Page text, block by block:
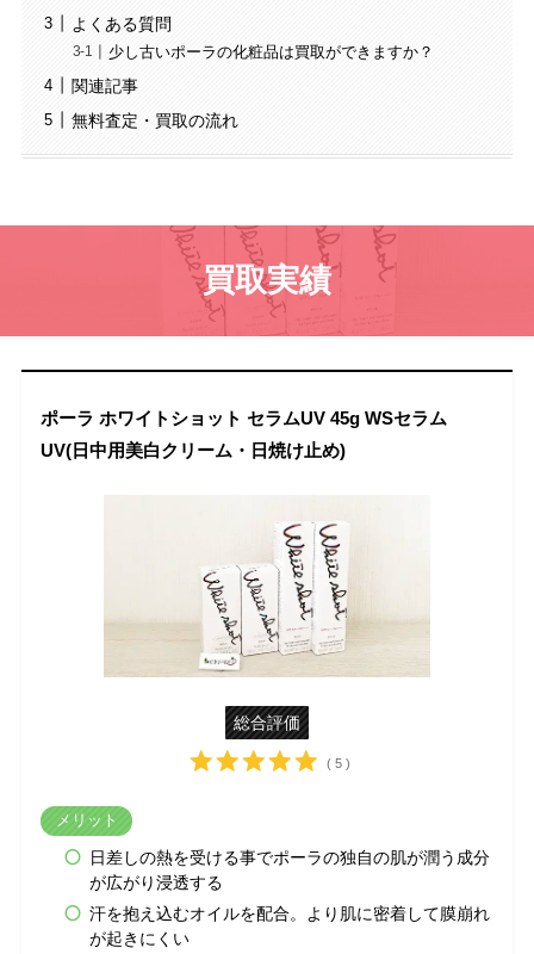
よくある質問
少し古いポーラの化粧品は買取ができますか？
関連記事
無料査定・買取の流れ
買取実績
ポーラ ホワイトショット セラムUV 45g WSセラム
UV(日中用美白クリーム・日焼け止め)
総合評価
( 5 )
メリット
日差しの熱を受ける事でポーラの独自の肌が潤う成分
が広がり浸透する
汗を抱え込むオイルを配合。より肌に密着して膜崩れ
が起きにくい